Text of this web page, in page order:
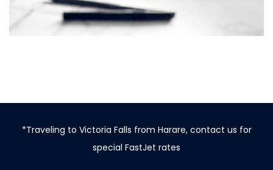
*Traveling to Victoria Falls from Harare, contact us for
special FastJet rates